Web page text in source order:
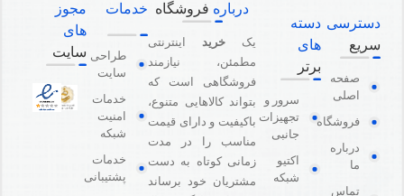
دسترسی
سریع
صفحه
اصلی
فروشگاه
درباره
ما
تماس
دسته
های
برتر
سرور و
تجهیزات
جانبی
اکتیو
شبکه
درباره فروشگاه
یک خرید اینترنتی
مطمئن، نیازمند
فروشگاهی است که
بتواند کالاهایی متنوع،
باکیفیت و دارای قیمت
مناسب را در مدت
زمانی کوتاه به دست
مشتریان خود برساند
خدمات
طراحی
سایت
خدمات
امنیت
شبکه
خدمات
پشتیبانی
مجوز
های
سایت